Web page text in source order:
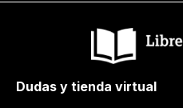
Dudas y tienda virtual